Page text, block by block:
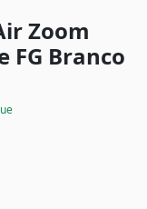
Zoom
FG Branco